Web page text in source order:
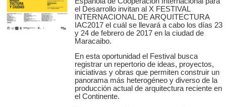
el Desarrollo invitan al X FESTIVAL
INTERNACIONAL DE ARQUITECTURA
IAC2017 el cuál se llevará a cabo los días 23
y 24 de febrero de 2017 en la ciudad de
Maracaibo.
En esta oportunidad el Festival busca
registrar un repertorio de ideas, proyectos,
iniciativas y obras que permiten construir un
panorama más heterogéneo y diverso de la
producción actual de arquitectura reciente en
el Continente.